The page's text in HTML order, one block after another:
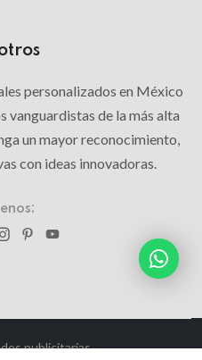
personalizados en México
vanguardistas de la más alta
un mayor reconocimiento,
con ideas innovadoras.
publicitarias